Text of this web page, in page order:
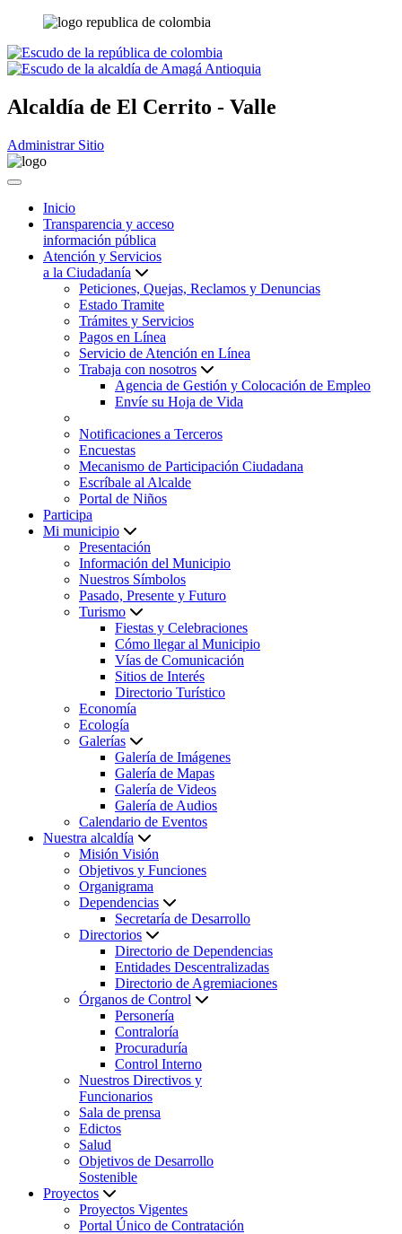
Alcaldía de El Cerrito - Valle
Administrar Sitio
Inicio
Transparencia y acceso
información pública
Atención y Servicios
a la Ciudadanía
Peticiones, Quejas, Reclamos y Denuncias
Estado Tramite
Trámites y Servicios
Pagos en Línea
Servicio de Atención en Línea
Trabaja con nosotros
Agencia de Gestión y Colocación de Empleo
Envíe su Hoja de Vida
Notificaciones a Terceros
Encuestas
Mecanismo de Participación Ciudadana
Escríbale al Alcalde
Portal de Niños
Participa
Mi municipio
Presentación
Información del Municipio
Nuestros Símbolos
Pasado, Presente y Futuro
Turismo
Fiestas y Celebraciones
Cómo llegar al Municipio
Vías de Comunicación
Sitios de Interés
Directorio Turístico
Economía
Ecología
Galerías
Galería de Imágenes
Galería de Mapas
Galería de Videos
Galería de Audios
Calendario de Eventos
Nuestra alcaldía
Misión Visión
Objetivos y Funciones
Organigrama
Dependencias
Secretaría de Desarrollo
Directorios
Directorio de Dependencias
Entidades Descentralizadas
Directorio de Agremiaciones
Órganos de Control
Personería
Contraloría
Procuraduría
Control Interno
Nuestros Directivos y
Funcionarios
Sala de prensa
Edictos
Salud
Objetivos de Desarrollo
Sostenible
Proyectos
Proyectos Vigentes
Portal Único de Contratación